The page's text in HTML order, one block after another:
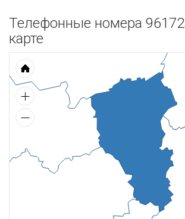
Телефонные номера
карте